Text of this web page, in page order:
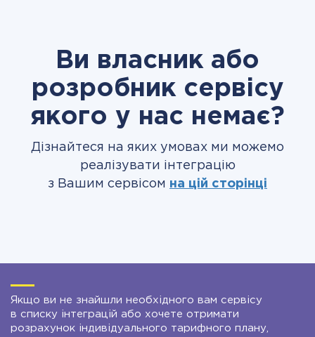
Ви власник або
розробник сервісу
якого у нас немає?
Дізнайтеся на яких умовах ми можемо
реалізувати інтеграцію
з Вашим сервісом на цій сторінці
Якщо ви не знайшли необхідного вам сервісу
в списку інтеграцій або хочете отримати
розрахунок індивідуального тарифного плану,